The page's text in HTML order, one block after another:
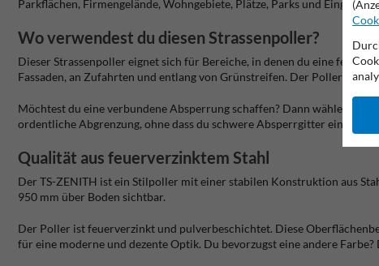
Parkflächen, Firmengelände, Wohngebiete, Plätze, Parks und Eingänge
Wo verwendest du diesen Strassenpoller?
Dieser Strassenpoller eignet sich für Bereiche, in denen du eine feste
Fassaden, an Zufahrten und entlang von Grünstreifen. Der Poller hilft
Möchtest du eine verbundene Absperrung schaffen? Dann wähle die
ordentliche Abgrenzung, ohne dass du schwere Absperrgitter einsetzen
Qualität aus feuerverzinktem Stahl
Der TS-ZENITH ist ein Stilpoller mit einer stabilen Konstruktion aus
950 mm über Boden sichtbar.
Der Poller ist feuerverzinkt und pulverbeschichtet. Diese
für eine moderne und dezente Optik. Du bevorzugst eine andere